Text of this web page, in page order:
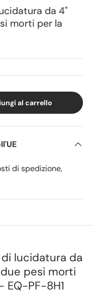
da 4"
morti per la
al carrello
di spedizione,
lucidatura da
pesi morti
PF-8H1